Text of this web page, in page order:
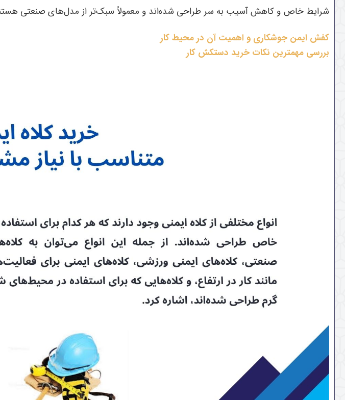
شرایط خاص و کاهش آسیب به سر طراحی شده‌اند و معمولاً سبک‌تر از مدل‌های صنعتی
کفش ایمن جوشکاری و اهمیت آن در محیط کار
بررسی مهمترین نکات خرید دستکش کار